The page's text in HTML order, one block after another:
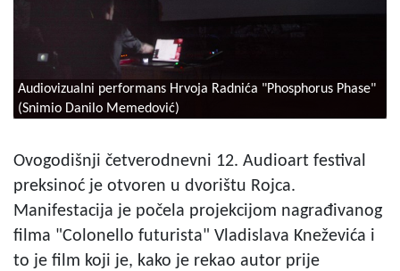
Audiovizualni performans Hrvoja Radnića "Phosphorus Phase"
(Snimio Danilo Memedović)
Ovogodišnji četverodnevni 12. Audioart festival
preksinoć je otvoren u dvorištu Rojca.
Manifestacija je počela projekcijom nagrađivanog
filma "Colonello futurista" Vladislava Kneževića i
to je film koji je, kako je rekao autor prije